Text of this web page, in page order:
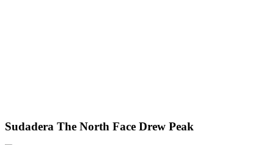
Sudadera The North Face Drew Peak